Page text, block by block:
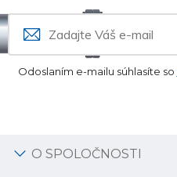
Odoslaním e-mailu súhlasíte so
O SPOLOČNOSTI